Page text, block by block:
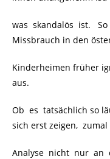
was skandalös ist.
Missbrauch in den
Kinderheimen früher
aus.
Ob es tatsächlich so
sich erst zeigen,
Analyse nicht nur an